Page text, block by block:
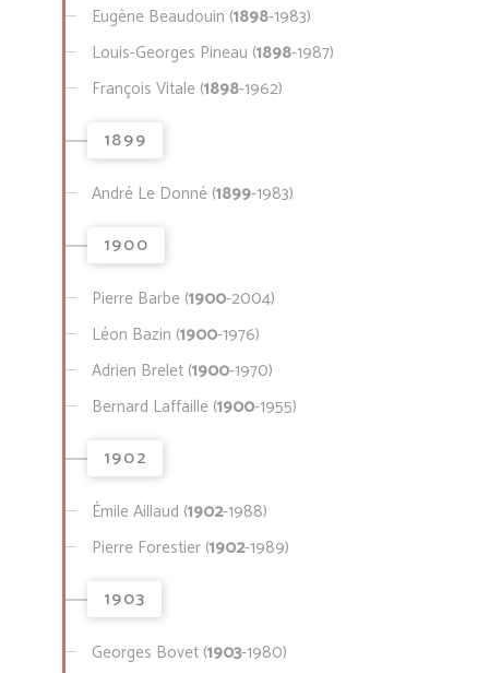
Eugène Beaudouin (1898-1983)
Louis-Georges Pineau (1898-1987)
François Vitale (1898-1962)
1899
André Le Donné (1899-1983)
1900
Pierre Barbe (1900-2004)
Léon Bazin (1900-1976)
Adrien Brelet (1900-1970)
Bernard Laffaille (1900-1955)
1902
Émile Aillaud (1902-1988)
Pierre Forestier (1902-1989)
1903
Georges Bovet (1903-1980)